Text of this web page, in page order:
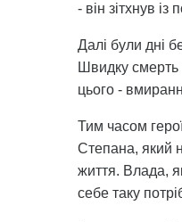
- він зітхнув
Далі були дні
Швидку
цього -
Тим часом
Степана, який
життя. Влада,
себе таку